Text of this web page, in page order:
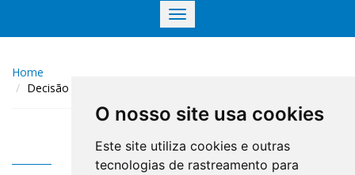
O nosso site usa cookies
Este site utiliza cookies e outras
tecnologias de rastreamento para
Toggle
navigation
Home
Decisão COREN-DF N° 252 DE 26 DE novembro DE 2024